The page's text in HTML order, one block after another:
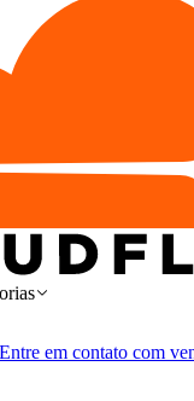
Entre em contato com